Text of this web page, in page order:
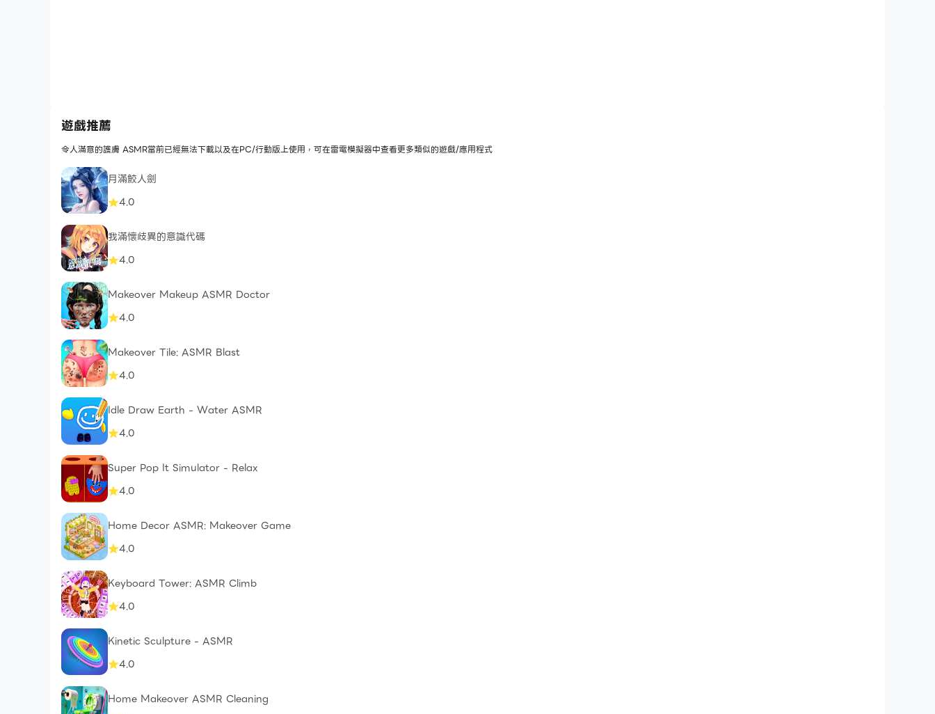
遊戲推薦
令人滿意的護膚 ASMR當前已經無法下載以及在PC/行動版上使用，可在雷電模擬器中查看更多類似的遊戲/應用程式
月滿鮫人劍
4.0
我滿懷歧異的意識代碼
4.0
Makeover Makeup ASMR Doctor
4.0
Makeover Tile: ASMR Blast
4.0
Idle Draw Earth - Water ASMR
4.0
Super Pop It Simulator - Relax
4.0
Home Decor ASMR: Makeover Game
4.0
Keyboard Tower: ASMR Climb
4.0
Kinetic Sculpture - ASMR
4.0
Home Makeover ASMR Cleaning